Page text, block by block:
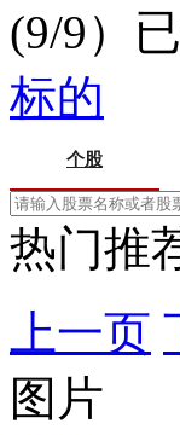
(9/9）
标的
个股
热门推
上一页
图片